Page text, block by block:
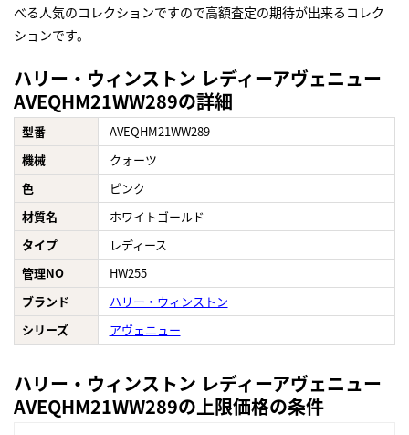
べる人気のコレクションですので高額査定の期待が出来るコレク
ションです。
ハリー・ウィンストン レディーアヴェニュー
AVEQHM21WW289の詳細
型番
AVEQHM21WW289
機械
クォーツ
色
ピンク
材質名
ホワイトゴールド
タイプ
レディース
管理NO
HW255
ブランド
ハリー・ウィンストン
シリーズ
アヴェニュー
ハリー・ウィンストン レディーアヴェニュー
AVEQHM21WW289の上限価格の条件